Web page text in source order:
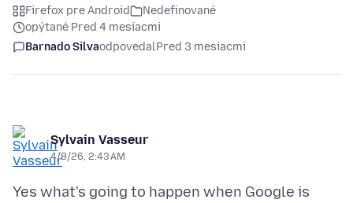
Firefox pre Android
Nedefinované
opýtané Pred 4 mesiacmi
Barnado SilvaodpovedalPred 3 mesiacmi
Sylvain Vasseur
4/8/26, 2:43 AM
Yes what's going to happen when Google is